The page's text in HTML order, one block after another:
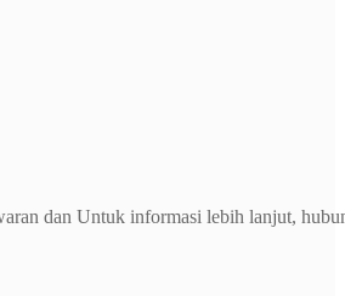
dan Untuk informasi lebih lanjut,